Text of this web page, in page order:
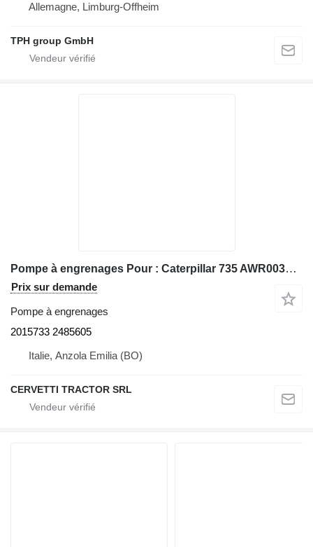
Allemagne, Limburg-Offheim
TPH group GmbH
Pompe à engrenages Pour : Caterpillar 735 AWR00399 Pompe 2015733 2485605 pour tombereau articulé Caterpillar 735
Prix sur demande
Pompe à engrenages
2015733 2485605
Italie, Anzola Emilia (BO)
CERVETTI TRACTOR SRL